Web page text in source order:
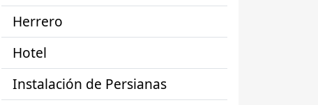
Herrero
Hotel
Instalación de Persianas